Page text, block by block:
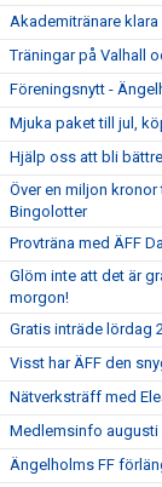
Akademitränare klara
Träningar på Valhall
Föreningsnytt -
Mjuka paket till jul,
Hjälp oss att bli
Över en miljon
Bingolotter
Provträna med ÄFF
Glöm inte att det är
morgon!
Gratis inträde lördag
Visst har ÄFF den
Nätverksträff med
Medlemsinfo augusti
Ängelholms FF